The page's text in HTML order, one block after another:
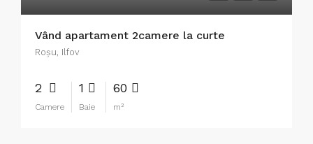
Vând apartament 2camere la curte
Roşu, Ilfov
2
Camere
1
Baie
60
m²